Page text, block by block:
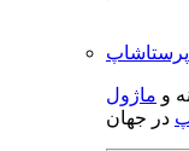
و ماژول
در جهان